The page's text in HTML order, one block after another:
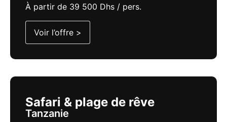
À partir de 39 500 Dhs / pers.
Voir l’offre >
Safari & plage de rêve
Tanzanie